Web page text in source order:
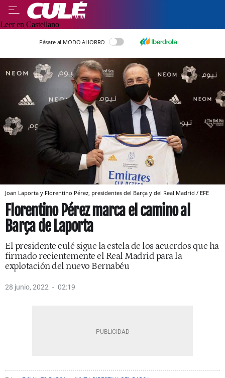
Leer en Castellano
Pásate al MODO AHORRO
Joan Laporta y Florentino Pérez, presidentes del Barça y del Real Madrid / EFE
Florentino Pérez marca el camino al
Barça de Laporta
El presidente culé sigue la estela de los acuerdos que ha
firmado recientemente el Real Madrid para la
explotación del nuevo Bernabéu
28 junio, 2022 02:19